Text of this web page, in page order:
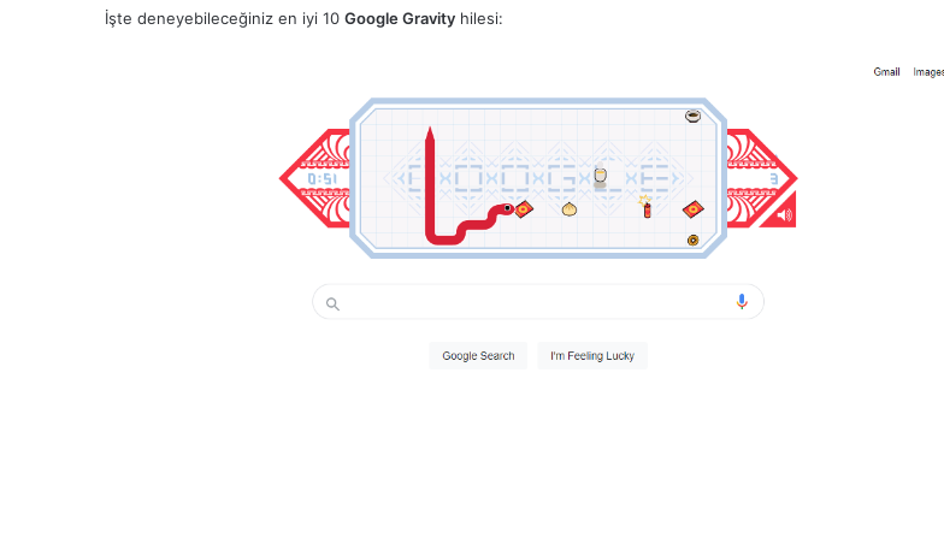
İşte deneyebileceğiniz en iyi 10 Google Gravity hilesi: